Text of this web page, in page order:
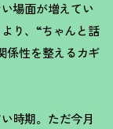
場面が増えてい
り、“ちゃんと話
係性を整えるカギ
時期。ただ今月